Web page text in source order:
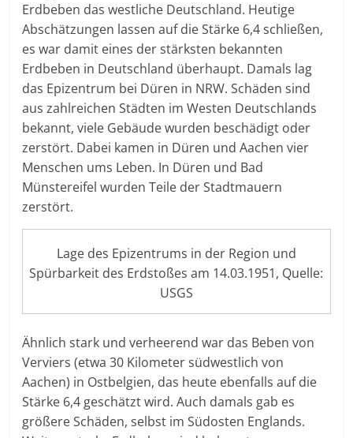
Erdbeben das westliche Deutschland. Heutige
Abschätzungen lassen auf die Stärke 6,4 schließen,
es war damit eines der stärksten bekannten
Erdbeben in Deutschland überhaupt. Damals lag
das Epizentrum bei Düren in NRW. Schäden sind
aus zahlreichen Städten im Westen Deutschlands
bekannt, viele Gebäude wurden beschädigt oder
zerstört. Dabei kamen in Düren und Aachen vier
Menschen ums Leben. In Düren und Bad
Münstereifel wurden Teile der Stadtmauern
zerstört.
Lage des Epizentrums in der Region und
Spürbarkeit des Erdstoßes am 14.03.1951, Quelle:
USGS
Ähnlich stark und verheerend war das Beben von
Verviers (etwa 30 Kilometer südwestlich von
Aachen) in Ostbelgien, das heute ebenfalls auf die
Stärke 6,4 geschätzt wird. Auch damals gab es
größere Schäden, selbst im Südosten Englands.